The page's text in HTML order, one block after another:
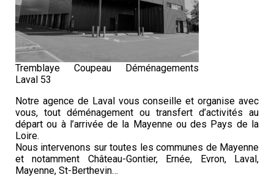
Tremblaye Coupeau Déménagements
Laval 53
Notre agence de Laval vous conseille et organise avec
vous, tout déménagement ou transfert d’activités au
départ ou à l’arrivée de la Mayenne ou des Pays de la
Loire.
Nous intervenons sur toutes les communes de Mayenne
et notamment Château-Gontier, Ernée, Evron, Laval,
Mayenne, St-Berthevin…